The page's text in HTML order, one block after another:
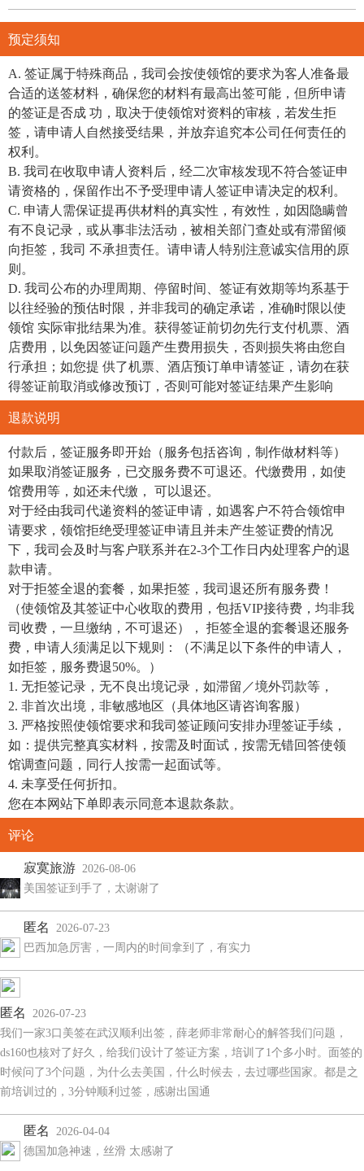
预定须知
A. 签证属于特殊商品，我司会按使领馆的要求为客人准备最
合适的送签材料，确保您的材料有最高出签可能，但所申请
的签证是否成 功，取决于使领馆对资料的审核，若发生拒
签，请申请人自然接受结果，并放弃追究本公司任何责任的
权利。
B. 我司在收取申请人资料后，经二次审核发现不符合签证申
请资格的，保留作出不予受理申请人签证申请决定的权利。
C. 申请人需保证提再供材料的真实性，有效性，如因隐瞒曾
有不良记录，或从事非法活动，被相关部门查处或有滞留倾
向拒签，我司 不承担责任。请申请人特别注意诚实信用的原
则。
D. 我司公布的办理周期、停留时间、签证有效期等均系基于
以往经验的预估时限，并非我司的确定承诺，准确时限以使
领馆 实际审批结果为准。获得签证前切勿先行支付机票、酒
店费用，以免因签证问题产生费用损失，否则损失将由您自
行承担；如您提 供了机票、酒店预订单申请签证，请勿在获
得签证前取消或修改预订，否则可能对签证结果产生影响
退款说明
付款后，签证服务即开始（服务包括咨询，制作做材料等）
如果取消签证服务，已交服务费不可退还。代缴费用，如使
馆费用等，如还未代缴， 可以退还。
对于经由我司代递资料的签证申请，如遇客户不符合领馆申
请要求，领馆拒绝受理签证申请且并未产生签证费的情况
下，我司会及时与客户联系并在2-3个工作日内处理客户的退
款申请。
对于拒签全退的套餐，如果拒签，我司退还所有服务费！
（使领馆及其签证中心收取的费用，包括VIP接待费，均非我
司收费，一旦缴纳，不可退还）， 拒签全退的套餐退还服务
费，申请人须满足以下规则：（不满足以下条件的申请人，
如拒签，服务费退50%。）
1. 无拒签记录，无不良出境记录，如滞留／境外罚款等，
2. 非首次出境，非敏感地区（具体地区请咨询客服）
3. 严格按照使领馆要求和我司签证顾问安排办理签证手续，
如：提供完整真实材料，按需及时面试，按需无错回答使领
馆调查问题，同行人按需一起面试等。
4. 未享受任何折扣。
您在本网站下单即表示同意本退款条款。
评论
寂寞旅游 2026-08-06
美国签证到手了，太谢谢了
匿名 2026-07-23
巴西加急厉害，一周内的时间拿到了，有实力
匿名 2026-07-23
我们一家3口美签在武汉顺利出签，薛老师非常耐心的解答我们问题，
ds160也核对了好久，给我们设计了签证方案，培训了1个多小时。面签的
时候问了3个问题，为什么去美国，什么时候去，去过哪些国家。都是之
前培训过的，3分钟顺利过签，感谢出国通
匿名 2026-04-04
德国加急神速，丝滑 太感谢了